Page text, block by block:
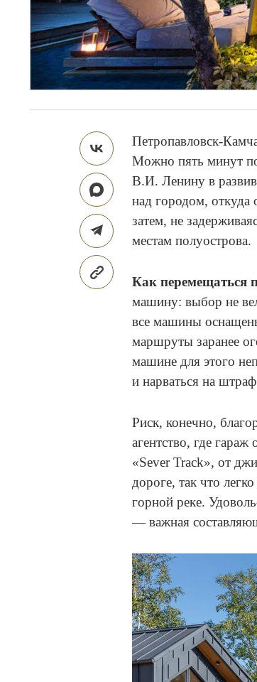
Петропавловск-
Можно пять минут
В.И. Ленину в
над городом, откуда
затем, не
местам полуострова.
Как перемещаться
машину: выбор не
все машины
маршруты заранее
машине для этого
и нарваться на
Риск, конечно,
агентство, где
«Sever Track», от
дороге, так что
горной реке.
— важная